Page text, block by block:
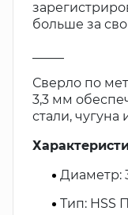
больше за
Сверло по
3,3 мм
стали, чугуна
Диаметр:
Тип: HSS